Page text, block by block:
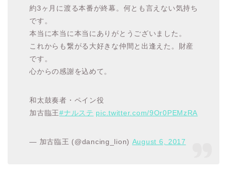
約3ヶ月に渡る本番が終幕。何とも言えない気持ち
です。
本当に本当に本当にありがとうございました。
これからも繋がる大好きな仲間と出逢えた。財産
です。
心からの感謝を込めて。
和太鼓奏者・ペイン役
加古臨王#ナルステ pic.twitter.com/9Or0PEMzRA
— 加古臨王 (@dancing_lion) August 6, 2017